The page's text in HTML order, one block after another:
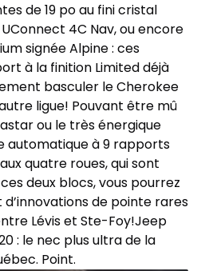
de 19 po au fini cristal
4C Nav, ou encore
signée Alpine : ces
à la finition Limited déjà
basculer le Cherokee
ligue! Pouvant être mû
ou le très énergique
automatique à 9 rapports
quatre roues, qui sont
deux blocs, vous pourrez
de pointe rares
Lévis et Ste-Foy!Jeep
: le nec plus ultra de la
Point.